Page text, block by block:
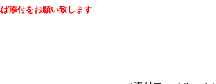
添付をお願い致します